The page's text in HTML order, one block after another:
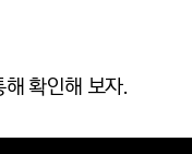
확인해 보자.